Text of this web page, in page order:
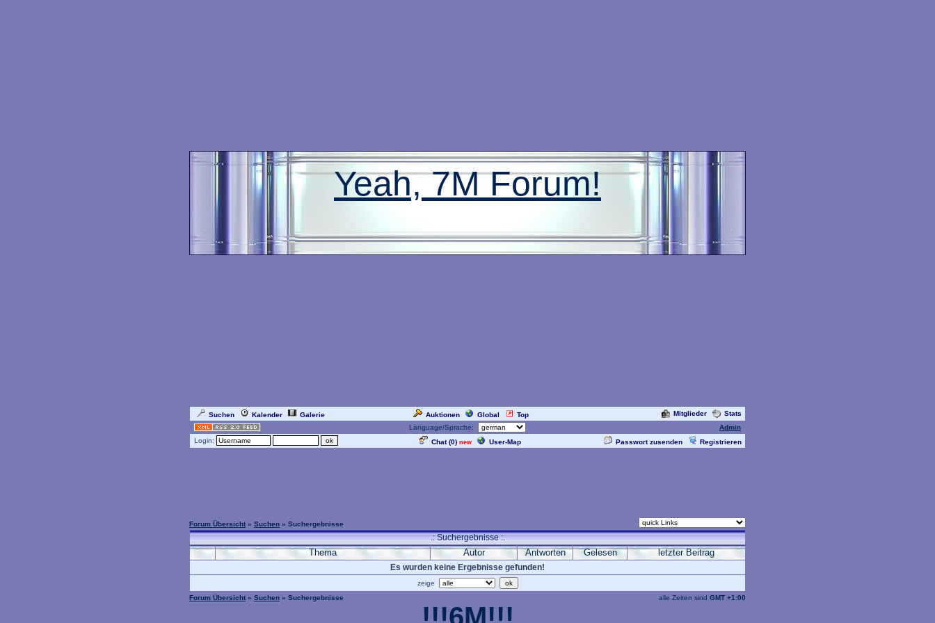
Yeah, 7M Forum!
Suchen Kalender Galerie Auktionen Global Top Mitglieder
Stats
Language/Sprache:
Admin
Login:
Chat (0) new User-Map Passwort zusenden Registrieren
Forum Übersicht » Suchen » Suchergebnisse
.: Suchergebnisse :.
Thema Autor Antworten Gelesen letzter Beitrag
Es wurden keine Ergebnisse gefunden!
zeige
Forum Übersicht » Suchen » Suchergebnisse alle Zeiten sind GMT +1:00
!!!6M!!!